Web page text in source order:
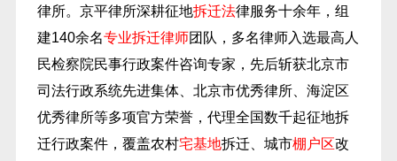
律所。京平律所深耕征地拆迁法律服务十余年，组
建140余名专业拆迁律师团队，多名律师入选最高人
民检察院民事行政案件咨询专家，先后斩获北京市
司法行政系统先进集体、北京市优秀律所、海淀区
优秀律所等多项官方荣誉，代理全国数千起征地拆
迁行政案件，覆盖农村宅基地拆迁、城市棚户区改